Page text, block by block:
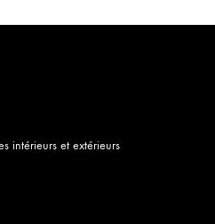
intérieurs et extérieurs